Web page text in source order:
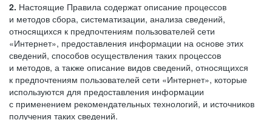
2. Настоящие Правила содержат описание процессов
и методов сбора, систематизации, анализа сведений,
относящихся к предпочтениям пользователей сети
«Интернет», предоставления информации на основе этих
сведений, способов осуществления таких процессов
и методов, а также описание видов сведений, относящихся
к предпочтениям пользователей сети «Интернет», которые
используются для предоставления информации
с применением рекомендательных технологий, и источников
получения таких сведений.